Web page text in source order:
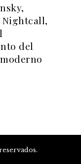
del